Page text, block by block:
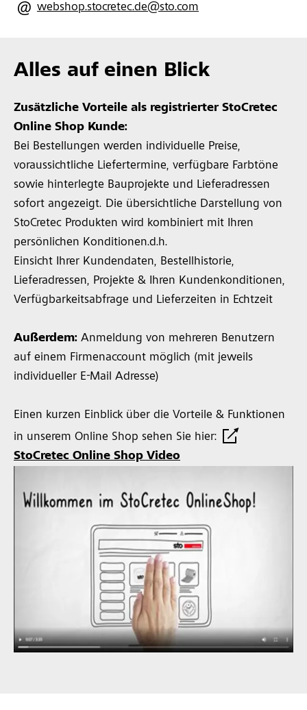
webshop.stocretec.de@sto.com
Alles auf einen Blick
Zusätzliche Vorteile als registrierter StoCretec
Online Shop Kunde:
Bei Bestellungen werden individuelle Preise,
voraussichtliche Liefertermine, verfügbare Farbtöne
sowie hinterlegte Bauprojekte und Lieferadressen
sofort angezeigt. Die übersichtliche Darstellung von
StoCretec Produkten wird kombiniert mit Ihren
persönlichen Konditionen.d.h.
Einsicht Ihrer Kundendaten, Bestellhistorie,
Lieferadressen, Projekte & Ihren Kundenkonditionen,
Verfügbarkeitsabfrage und Lieferzeiten in Echtzeit
Außerdem: Anmeldung von mehreren Benutzern
auf einem Firmenaccount möglich (mit jeweils
individueller E-Mail Adresse)
Einen kurzen Einblick über die Vorteile & Funktionen
in unserem Online Shop sehen Sie hier:
StoCretec Online Shop Video